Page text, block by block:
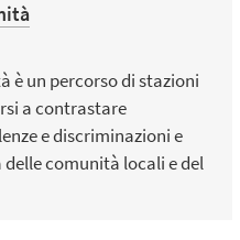
è un percorso di stazioni
a contrastare
e discriminazioni e
comunità locali e del